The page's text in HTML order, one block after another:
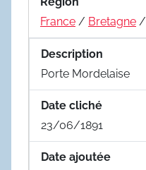
France / Bretagne /
Description
Porte Mordelaise
Date cliché
23/06/1891
Date ajoutée